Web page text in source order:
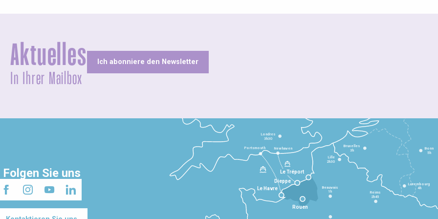
Aktuelles
In Ihrer Mailbox
Ich abonniere den Newsletter
Folgen Sie uns
Le Havre
Dieppe
Le Tréport
Beauvais
1h Reims
2h45
Lille
2h30
Bruxelles
3h
Londres
3h30
Newhaven
Portsmouth Bonn
5h
Luxembourg
4h
Rouen